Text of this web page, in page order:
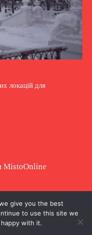
локацій для
MistoOnline
матеріалу
give you the best
to use this site we
with it.